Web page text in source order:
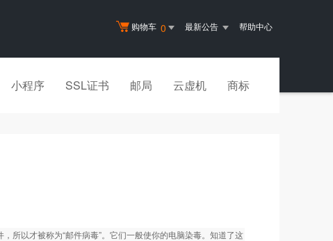
购物车 0 最新公告 帮助中心
小程序 SSL证书 邮局 云虚机 商标
所以才被称为“邮件病毒”。它们一般使你的电脑染毒。知道了这